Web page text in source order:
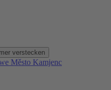
verstecken